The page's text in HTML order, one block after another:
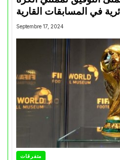
Septembre 17, 2024
متفرقات